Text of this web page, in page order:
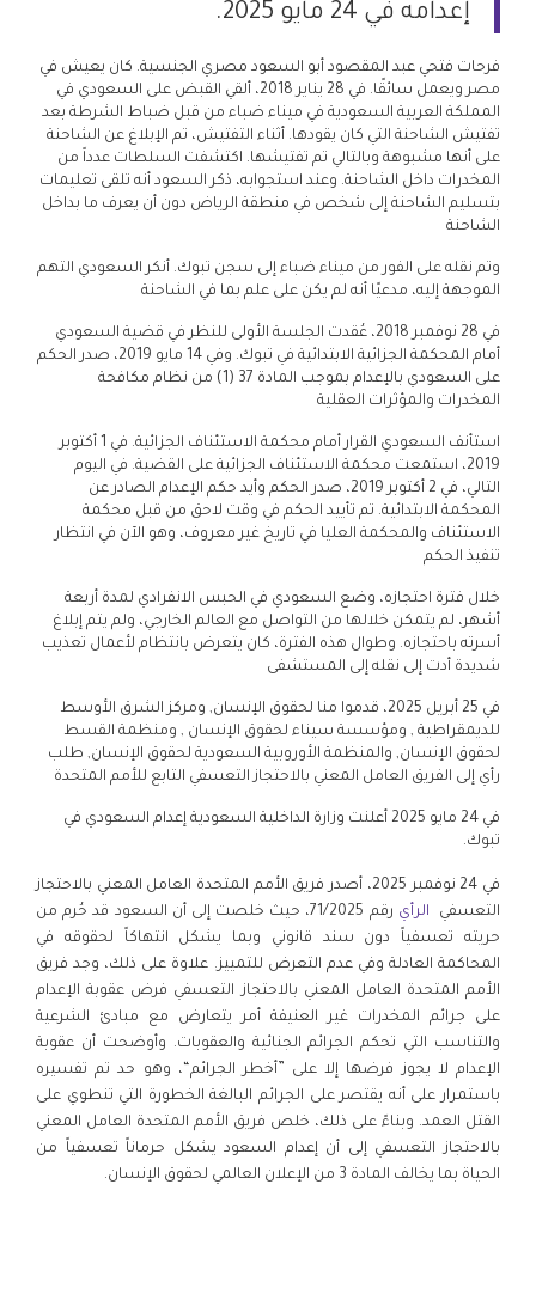
إعدامه في 24 مايو 2025.
فرحات فتحي عبد المقصود أبو السعود مصري الجنسية. كان يعيش في
مصر ويعمل سائقًا. في 28 يناير 2018، ألقي القبض على السعودي في
المملكة العربية السعودية في ميناء ضباء من قبل ضباط الشرطة بعد
تفتيش الشاحنة التي كان يقودها. أثناء التفتيش، تم الإبلاغ عن الشاحنة
على أنها مشبوهة وبالتالي تم تفتيشها. اكتشفت السلطات عدداً من
المخدرات داخل الشاحنة. وعند استجوابه، ذكر السعود أنه تلقى تعليمات
بتسليم الشاحنة إلى شخص في منطقة الرياض دون أن يعرف ما بداخل
الشاحنة
وتم نقله على الفور من ميناء ضباء إلى سجن تبوك. أنكر السعودي التهم
الموجهة إليه، مدعيًا أنه لم يكن على علم بما في الشاحنة
في 28 نوفمبر 2018، عُقدت الجلسة الأولى للنظر في قضية السعودي
أمام المحكمة الجزائية الابتدائية في تبوك. وفي 14 مايو 2019، صدر الحكم
على السعودي بالإعدام بموجب المادة 37 (1) من نظام مكافحة
المخدرات والمؤثرات العقلية
استأنف السعودي القرار أمام محكمة الاستئناف الجزائية. في 1 أكتوبر
2019، استمعت محكمة الاستئناف الجزائية على القضية. في اليوم
التالي، في 2 أكتوبر 2019، صدر الحكم وأيد حكم الإعدام الصادر عن
المحكمة الابتدائية. تم تأييد الحكم في وقت لاحق من قبل محكمة
الاستئناف والمحكمة العليا في تاريخ غير معروف، وهو الآن في انتظار
تنفيذ الحكم
خلال فترة احتجازه، وضع السعودي في الحبس الانفرادي لمدة أربعة
أشهر، لم يتمكن خلالها من التواصل مع العالم الخارجي، ولم يتم إبلاغ
أسرته باحتجازه. وطوال هذه الفترة، كان يتعرض بانتظام لأعمال تعذيب
شديدة أدت إلى نقله إلى المستشفى
في 25 أبريل 2025، قدموا منا لحقوق الإنسان, ومركز الشرق الأوسط
للديمقراطية , ومؤسسة سيناء لحقوق الإنسان , ومنظمة القسط
لحقوق الإنسان, والمنظمة الأوروبية السعودية لحقوق الإنسان, طلب
رأي إلى الفريق العامل المعني بالاحتجاز التعسفي التابع للأمم المتحدة
في 24 مايو 2025 أعلنت وزارة الداخلية السعودية إعدام السعودي في
تبوك.
في 24 نوفمبر 2025، أصدر فريق الأمم المتحدة العامل المعني بالاحتجاز
التعسفي الرأي
رقم 71/2025، حيث خلصت إلى أن السعود قد حُرم من
حريته تعسفياً دون سند قانوني وبما يشكل انتهاكاً لحقوقه في
المحاكمة العادلة وفي عدم التعرض للتمييز. علاوة على ذلك، وجد فريق
الأمم المتحدة العامل المعني بالاحتجاز التعسفي فرض عقوبة الإعدام
على جرائم المخدرات غير العنيفة أمر يتعارض مع مبادئ الشرعية
والتناسب التي تحكم الجرائم الجنائية والعقوبات. وأوضحت أن عقوبة
الإعدام لا يجوز فرضها إلا على ”أخطر الجرائم“، وهو حد تم تفسيره
باستمرار على أنه يقتصر على الجرائم البالغة الخطورة التي تنطوي على
القتل العمد. وبناءً على ذلك، خلص فريق الأمم المتحدة العامل المعني
بالاحتجاز التعسفي إلى أن إعدام السعود يشكل حرماناً تعسفياً من
الحياة بما يخالف المادة 3 من الإعلان العالمي لحقوق الإنسان.